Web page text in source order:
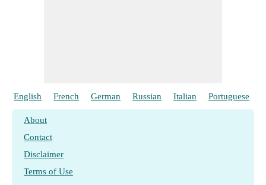
English French German Russian Italian Portuguese
About
Contact
Disclaimer
Terms of Use